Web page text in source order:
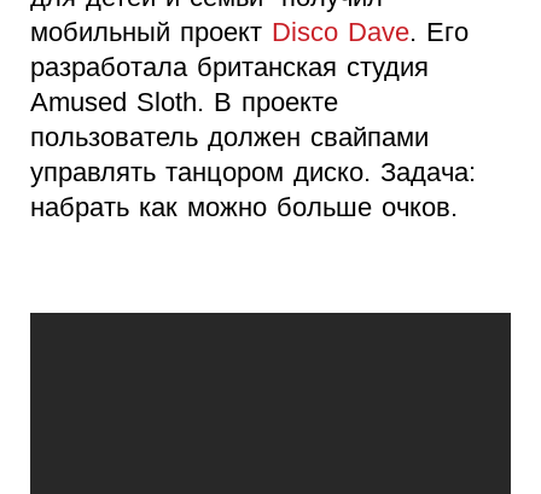
мобильный проект Disco Dave. Его
разработала британская студия
Amused Sloth. В проекте
пользователь должен свайпами
управлять танцором диско. Задача:
набрать как можно больше очков.